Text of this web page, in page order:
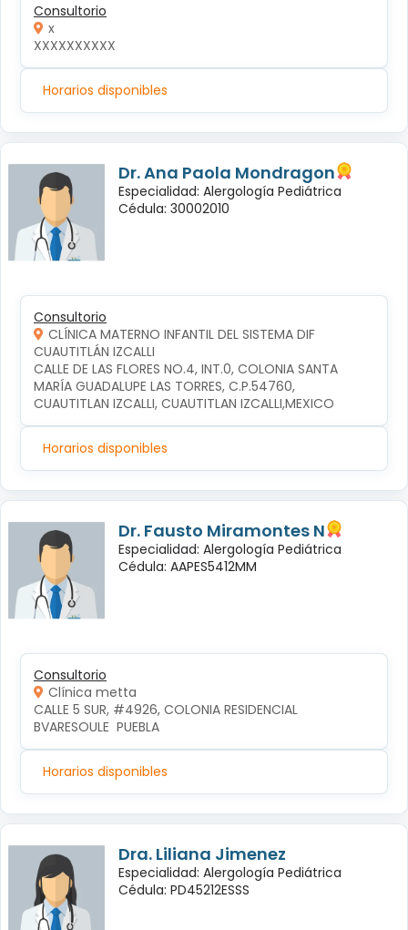
Consultorio
x
XXXXXXXXXX
Horarios disponibles
Dr. Ana Paola Mondragon
Especialidad: Alergología Pediátrica
Cédula: 30002010
Consultorio
CLÍNICA MATERNO INFANTIL DEL SISTEMA DIF
CUAUTITLÁN IZCALLI
CALLE DE LAS FLORES NO.4, INT.0, COLONIA SANTA
MARÍA GUADALUPE LAS TORRES, C.P.54760,
CUAUTITLAN IZCALLI, CUAUTITLAN IZCALLI,MEXICO
Horarios disponibles
Dr. Fausto Miramontes N
Especialidad: Alergología Pediátrica
Cédula: AAPES5412MM
Consultorio
Clínica metta
CALLE 5 SUR, #4926, COLONIA RESIDENCIAL
BVARESOULE  PUEBLA
Horarios disponibles
Dra. Liliana Jimenez
Especialidad: Alergología Pediátrica
Cédula: PD45212ESSS